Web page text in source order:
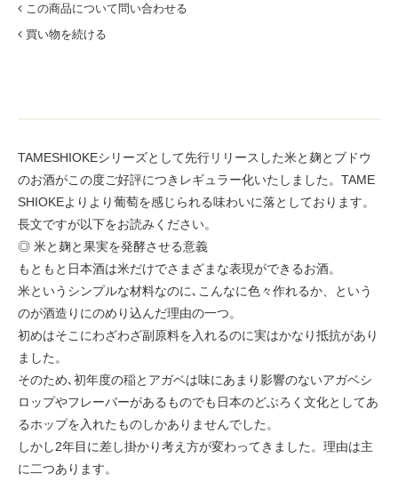
この商品について問い合わせる
買い物を続ける
TAMESHIOKEシリーズとして先行リリースした米と麹とブドウ
のお酒がこの度ご好評につきレギュラー化いたしました。TAME
SHIOKEよりより葡萄を感じられる味わいに落としております。
長文ですが以下をお読みください。
◎ 米と麹と果実を発酵させる意義
もともと日本酒は米だけでさまざまな表現ができるお酒。
米というシンプルな材料なのに､こんなに色々作れるか、という
のが酒造りにのめり込んだ理由の一つ。
初めはそこにわざわざ副原料を入れるのに実はかなり抵抗があり
ました。
そのため､初年度の稲とアガベは味にあまり影響のないアガベシ
ロップやフレーバーがあるものでも日本のどぶろく文化としてあ
るホップを入れたものしかありませんでした。
しかし2年目に差し掛かり考え方が変わってきました。理由は主
に二つあります。